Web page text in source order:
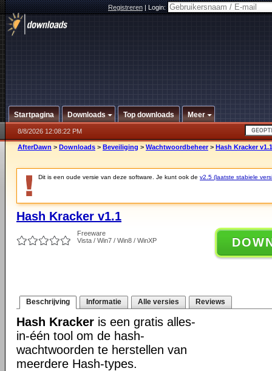
Registreren|Login:
Startpagina Downloads Top downloads Meer
8/8/2026 12:08:22 PM
AfterDawn > Downloads > Beveiliging > Wachtwoordbeheer > Hash Kracker v1.1
Dit is een oude versie van deze software. Je kunt ook de v2.5 (laatste stabiele
Hash Kracker v1.1
Freeware
Vista / Win7 / Win8 / WinXP
Beschrijving Informatie Alle versies Reviews
Hash Kracker is een gratis alles-
in-één tool om de hash-
wachtwoorden te herstellen van
meerdere Hash-types.